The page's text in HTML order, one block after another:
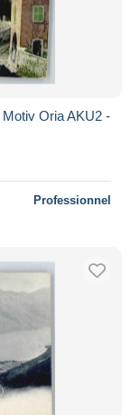
Oria AKU2 -
Professionnel